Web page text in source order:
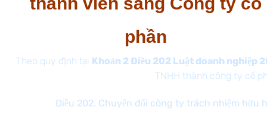
phần
Theo quy định tại Khoản 2 Điều 202 Luật doanh nghiệp
TNHH thành công ty cổ
Điều 202. Chuyển đổi công ty trách nhiệm hữu